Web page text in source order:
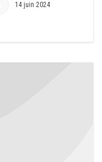
14 juin 2024